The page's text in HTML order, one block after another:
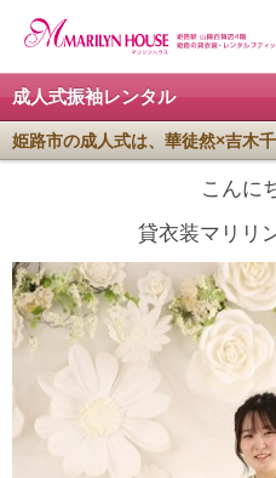
成人式振袖レンタル
姫路市の成人式は、華徒然×吉木
こんに
貸衣装マリリ